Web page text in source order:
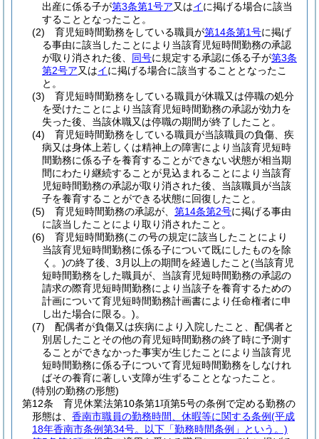
出産に係る子が第3条第1号ア又はイに掲げる場合に該当
することとなったこと。
(2)
育児短時間勤務をしている職員が第14条第1号に掲げ
る事由に該当したことにより当該育児短時間勤務の承認
が取り消された後、 同号に規定する承認に係る子が第3条
第2号ア又はイに掲げる場合に該当することとなったこ
と。
(3)
育児短時間勤務をしている職員が休職又は停職の処分
を受けたことにより当該育児短時間勤務の承認が効力を
失った後、当該休職又は停職の期間が終了したこと。
(4)
育児短時間勤務をしている職員が当該職員の負傷、疾
病又は身体上若しくは精神上の障害により当該育児短時
間勤務に係る子を養育することができない状態が相当期
間にわたり継続することが見込まれることにより当該育
児短時間勤務の承認が取り消された後、当該職員が当該
子を養育することができる状態に回復したこと。
(5)
育児短時間勤務の承認が、 第14条第2号に掲げる事由
に該当したことにより取り消されたこと。
(6)
育児短時間勤務(この号の規定に該当したことにより
当該育児短時間勤務に係る子について既にしたものを除
く。)の終了後、3月以上の期間を経過したこと(当該育児
短時間勤務をした職員が、当該育児短時間勤務の承認の
請求の際育児短時間勤務により当該子を養育するための
計画について育児短時間勤務計画書により任命権者に申
し出た場合に限る。)。
(7)
配偶者が負傷又は疾病により入院したこと、配偶者と
別居したことその他の育児短時間勤務の終了時に予測す
ることができなかった事実が生じたことにより当該育児
短時間勤務に係る子について育児短時間勤務をしなけれ
ばその養育に著しい支障が生ずることとなったこと。
(特別の勤務の形態)
第12条
育児休業法第10条第1項第5号の条例で定める勤務の
形態は、 香南市職員の勤務時間、休暇等に関する条例(平成
18年香南市条例第34号。以下「勤務時間条例」という。)